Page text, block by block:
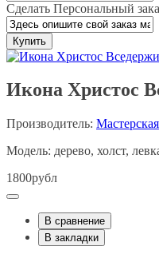
Сделать Персональный
Купить
Икона Христос
Производитель:
Модель: дерево, холст,
1800рубл
В сравнение
В закладки